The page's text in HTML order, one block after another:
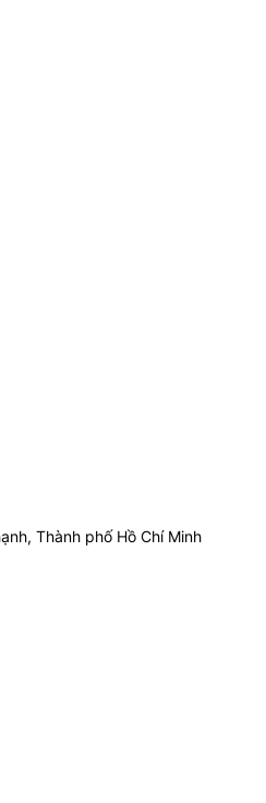
Thành phố Hồ Chí Minh